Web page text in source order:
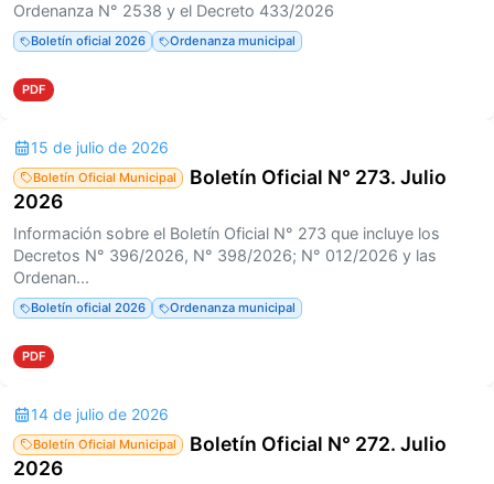
Ordenanza N° 2538 y el Decreto 433/2026
Boletín oficial 2026 Ordenanza municipal
PDF
15 de julio de 2026
Boletín Oficial Municipal
Boletín Oficial N° 273. Julio
2026
Información sobre el Boletín Oficial N° 273 que incluye los
Decretos N° 396/2026, N° 398/2026; N° 012/2026 y las
Ordenan...
Boletín oficial 2026 Ordenanza municipal
PDF
14 de julio de 2026
Boletín Oficial Municipal
Boletín Oficial N° 272. Julio
2026